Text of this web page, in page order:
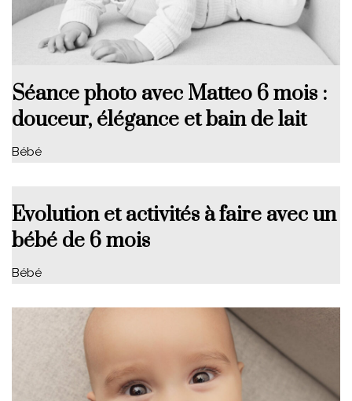
Séance photo avec Matteo 6 mois :
douceur, élégance et bain de lait
Bébé
Evolution et activités à faire avec un
bébé de 6 mois
Bébé